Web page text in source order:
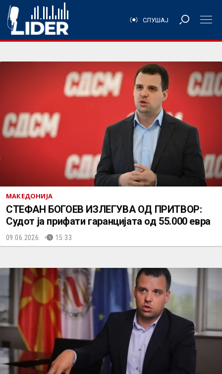
СЛУШАЈ
МАКЕДОНИЈА
СТЕФАН БОГОЕВ ИЗЛЕГУВА ОД ПРИТВОР:
Судот ја прифати гаранцијата од 55.000 евра
09.06.2026. 15:33